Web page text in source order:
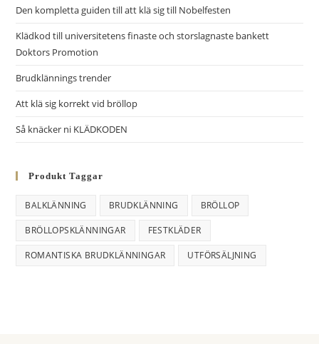
a
t
i
v
:
Den kompletta guiden till att klä sig till Nobelfesten
Klädkod till universitetens finaste och storslagnaste bankett
Doktors Promotion
Brudklännings trender
Att klä sig korrekt vid bröllop
Så knäcker ni KLÄDKODEN
Produkt Taggar
BALKLÄNNING BRUDKLÄNNING BRÖLLOP
BRÖLLOPSKLÄNNINGAR FESTKLÄDER
ROMANTISKA BRUDKLÄNNINGAR UTFÖRSÄLJNING